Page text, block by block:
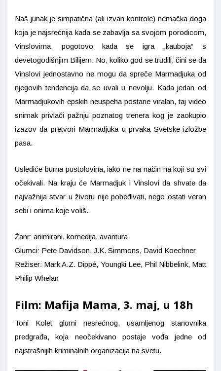
Naš junak je simpatična (ali izvan kontrole) nemačka doga
koja je najsrećnija kada se zabavlja sa svojom porodicom,
Vinslovima, pogotovo kada se igra „kauboja“ s
devetogodišnjim Bilijem. No, koliko god se trudili, čini se da
Vinslovi jednostavno ne mogu da spreče Marmadjuka od
njegovih tendencija da se uvali u nevolju. Kada jedan od
Marmadjukovih epskih neuspeha postane viralan, taj video
snimak privlači pažnju poznatog trenera kog je zaokupio
izazov da pretvori Marmadjuka u prvaka Svetske izložbe
pasa.
Uslediće burna pustolovina, iako ne na način na koji su svi
očekivali. Na kraju će Marmadjuk i Vinslovi da shvate da
najvažnija stvar u životu nije pobeđivati, nego ostati veran
sebi i onima koje voliš.
Žanr: animirani, komedija, avantura
Glumci: Pete Davidson, J.K. Simmons, David Koechner
Režiser: Mark A.Z. Dippé, Youngki Lee, Phil Nibbelink, Matt
Philip Whelan
Film: Mafija Mama, 3. maj, u 18h
Toni Kolet glumi nesrećnog, usamljenog stanovnika
predgrađa, koja neočekivano postaje vođa jedne od
najstrašnijih kriminalnih organizacija na svetu.